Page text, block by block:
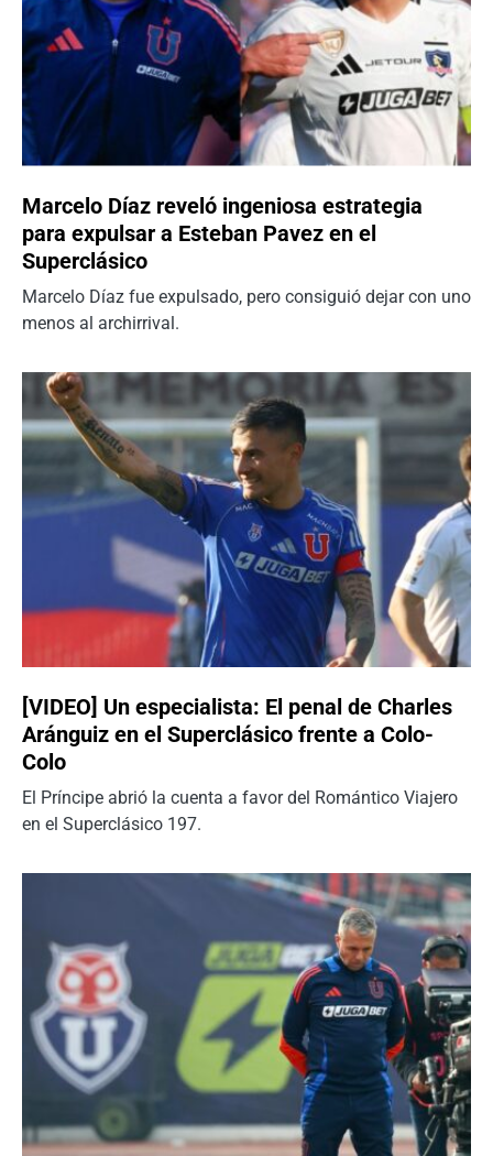
Marcelo Díaz reveló ingeniosa estrategia
para expulsar a Esteban Pavez en el
Superclásico
Marcelo Díaz fue expulsado, pero consiguió dejar con uno
menos al archirrival.
[VIDEO] Un especialista: El penal de Charles
Aránguiz en el Superclásico frente a Colo-
Colo
El Príncipe abrió la cuenta a favor del Romántico Viajero
en el Superclásico 197.